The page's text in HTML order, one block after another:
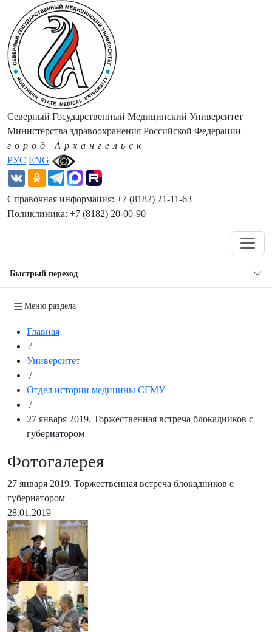
РУС ENG
Северный Государственный Медицинский Университет
Министерства здравоохранения Российской Федерации
город Архангельск
Справочная информация: +7 (8182) 21-11-63
Поликлиника: +7 (8182) 20-00-90
Быстрый переход
Меню раздела
Главная
/
Университет
/
Отдел истории медицины СГМУ
/
27 января 2019. Торжественная встреча блокадников с
губернатором
Фотогалерея
27 января 2019. Торжественная встреча блокадников с
губернатором
28.01.2019